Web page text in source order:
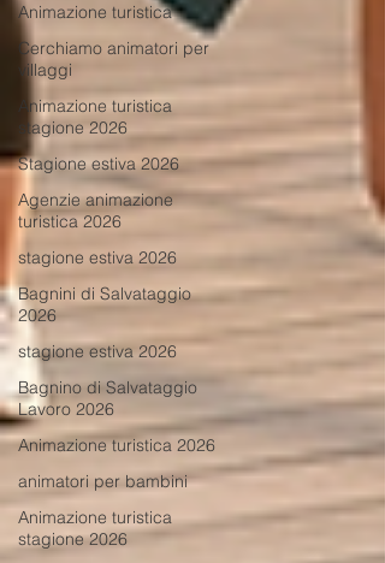
Animazione turistica
Cerchiamo animatori per
villaggi
Animazione turistica
stagione 2026
Stagione estiva 2026
Agenzie animazione
turistica 2026
stagione estiva 2026
Bagnini di Salvataggio
2026
stagione estiva 2026
Bagnino di Salvataggio
Lavoro 2026
Animazione turistica 2026
animatori per bambini
Animazione turistica
stagione 2026